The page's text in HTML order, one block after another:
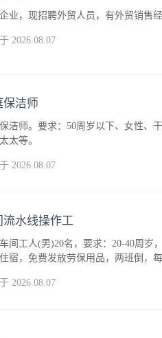
业，现招聘外贸人员，有外贸销售
2026.08.07
保洁师
洁师。要求：50周岁以下、女性、
太等。
2026.08.07
流水线操作工
间工人(男)20名，要求：20-40周岁
宿，免费发放劳保用品，两班倒，
2026.08.07